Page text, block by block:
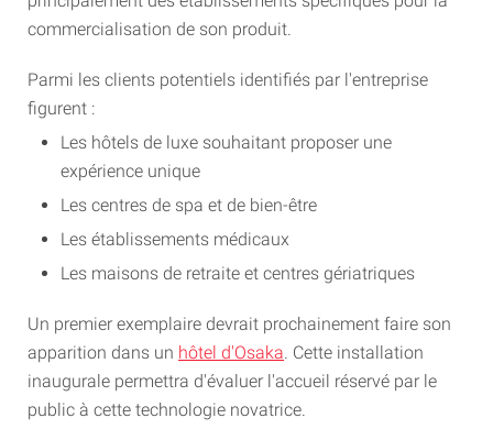
commercialisation de son produit.
Parmi les clients potentiels identifiés par l'entreprise
figurent :
Les hôtels de luxe souhaitant proposer une
expérience unique
Les centres de spa et de bien-être
Les établissements médicaux
Les maisons de retraite et centres gériatriques
Un premier exemplaire devrait prochainement faire son
apparition dans un hôtel d'Osaka. Cette installation
inaugurale permettra d'évaluer l'accueil réservé par le
public à cette technologie novatrice.